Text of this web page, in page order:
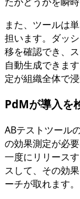
また、ツールは
担います。ダッ
移を確認でき、
自動生成できま
定が組織全体で
PdMが導入を
ABテストツール
の効果測定が必
一度にリリース
スして、その効
ーチが取れます。